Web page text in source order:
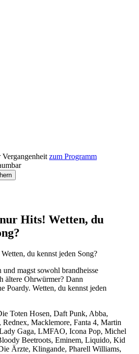
zum Programm
Hits! Wetten, du
du kennst jeden Song?
magst sowohl brandheisse
ältere Ohrwürmer? Dann
Poardy. Wetten, du kennst jeden
Toten Hosen, Daft Punk, Abba,
Macklemore, Fanta 4, Martin
Gaga, LMFAO, Icona Pop, Michel
Beetroots, Eminem, Liquido, Kid
Ärzte, Klingande, Pharell Williams,